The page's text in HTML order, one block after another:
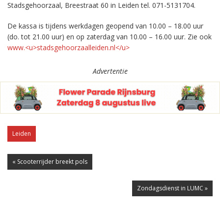
Stadsgehoorzaal, Breestraat 60 in Leiden tel. 071-5131704.
De kassa is tijdens werkdagen geopend van 10.00 – 18.00 uur
(do. tot 21.00 uur) en op zaterdag van 10.00 – 16.00 uur. Zie ook
www.<u>stadsgehoorzaalleiden.nl</u>
Advertentie
Leiden
« Scooterrijder breekt pols
Zondagsdienst in LUMC »